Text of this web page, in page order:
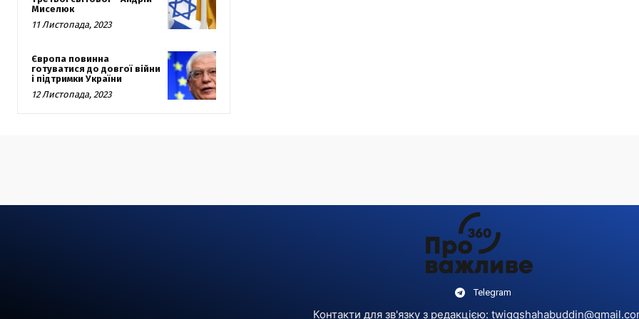
Миселюк
11 Листопада, 2023
Європа повинна
готуватися до довгої війни
і підтримки України
12 Листопада, 2023
Telegram
Контакти для зв'язку з редакцією: